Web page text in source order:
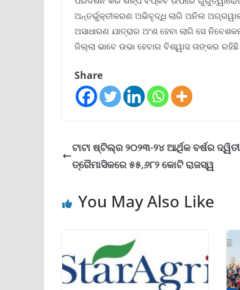
ଅନ୍ତର୍ଭୁକ୍ତୀକରଣ ଅଭିବୃଦ୍ଧି ଲାଗି ଅନିଲ
ଅସାଧାରଣ ଯାତ୍ରାର ଅଂଶ ହେବା ଲାଗି ସେ
ଜିଲ୍ଲା ଭାବେ ଉଭା ହେବାର ବିଶ୍ୱାସ ତାଙ୍କର
Share
ଟାଟା ଷ୍ଟିଲ୍‌ର ୨୦୨୩-୨୪ ଆର୍ଥିକ ବର୍ଷର
ତ୍ରୈମାସିକରେ ୫୫,୬୮୨ କୋଟି ରାଜସ୍ୱ
You May Also Like